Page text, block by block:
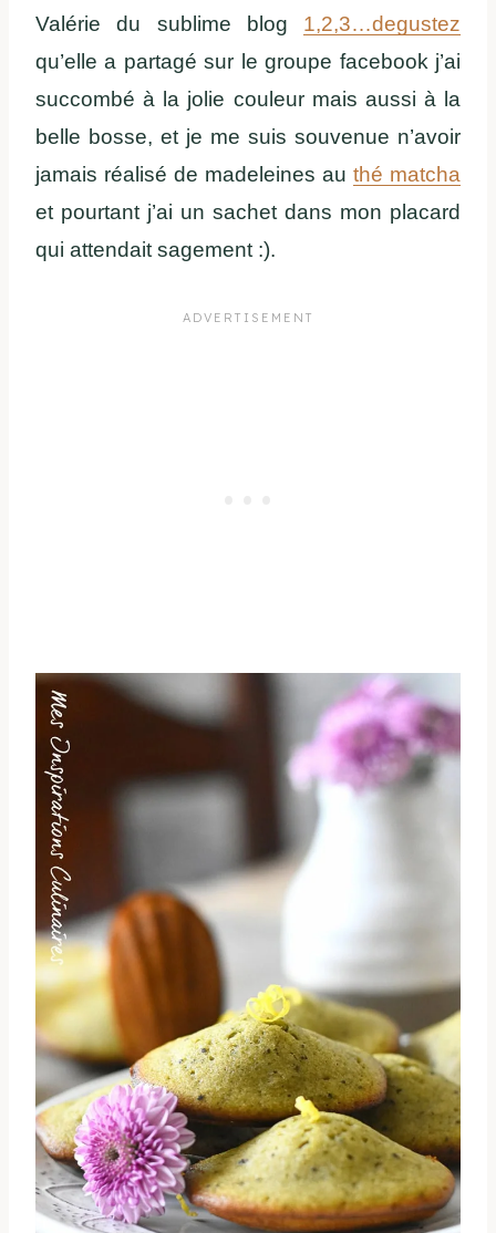
Valérie du sublime blog 1,2,3…degustez
qu’elle a partagé sur le groupe facebook j’ai
succombé à la jolie couleur mais aussi à la
belle bosse, et je me suis souvenue n’avoir
jamais réalisé de madeleines au thé matcha
et pourtant j’ai un sachet dans mon placard
qui attendait sagement :).